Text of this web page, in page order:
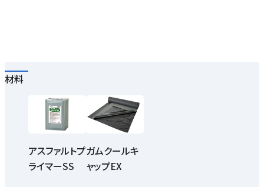
材料
アスファルトプ
ライマーSS
ガムクールキ
ャップEX